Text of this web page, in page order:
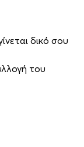
δικό σου
του